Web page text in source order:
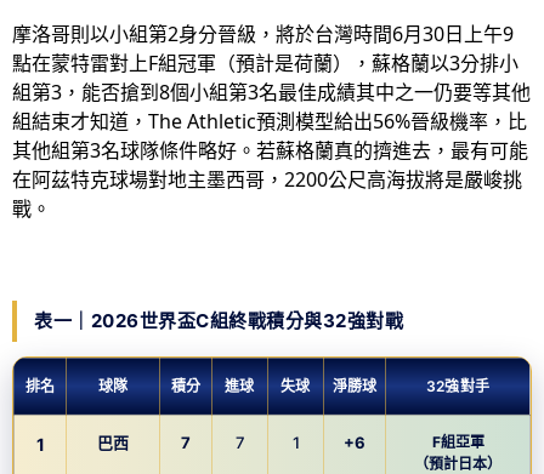
摩洛哥則以小組第2身分晉級，將於台灣時間6月30日上午9
點在蒙特雷對上F組冠軍（預計是荷蘭），蘇格蘭以3分排小
組第3，能否搶到8個小組第3名最佳成績其中之一仍要等其他
組結束才知道，The Athletic預測模型給出56%晉級機率，比
其他組第3名球隊條件略好。若蘇格蘭真的擠進去，最有可能
在阿茲特克球場對地主墨西哥，2200公尺高海拔將是嚴峻挑
戰。
表一｜2026世界盃C組終戰積分與32強對戰
排名 球隊 積分 進球 失球 淨勝球 32強對手
1 巴西 7 7 1 +6
F組亞軍
（預計日本）